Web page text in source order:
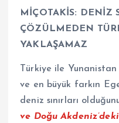
MİÇOTAKİS: DENİZ
ÇÖZÜLMEDEN
YAKLAŞAMAZ
Türkiye ile
ve en büyük farkın
deniz sınırları
ve Doğu